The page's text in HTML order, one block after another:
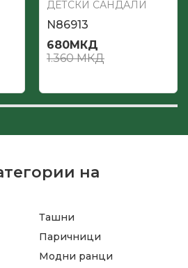
ДЕТСКИ САНДАЛИ
N86913
680МКД
1.360МКД
на
Ташни
Паричници
Модни ранци